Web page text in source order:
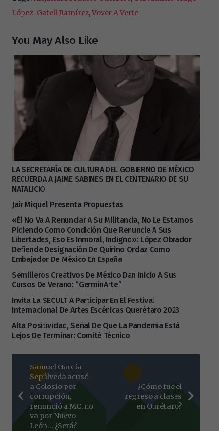
López-Gatell Ramírez,Vover A Verte
You May Also Like
LA SECRETARÍA DE CULTURA DEL GOBIERNO DE MÉXICO
RECUERDA A JAIME SABINES EN EL CENTENARIO DE SU
NATALICIO
Jair Miquel Presenta Propuestas
«Él No Va A Renunciar A Su Militancia, No Le Estamos
Pidiendo Como Condición Que Renuncie A Sus
Libertades, Eso Es Inmoral, Indigno»: López Obrador
Defiende Designación De Quirino Ordaz Como
Embajador De México En España
Semilleros Creativos De México Dan Inicio A Sus
Cursos De Verano: “GerminArte”
Invita La SECULT A Participar En El Festival
Internacional De Artes Escénicas Querétaro 2023
Alta Positividad, Señal De Que La Pandemia Está
Lejos De Terminar: Comité Técnico
Samuel García
Sepúlveda acusó
a Colosio por
corrupción,
renunció a MC, no
va por Nuevo
León… ¿Será?
¿Cómo fue el
regreso a clases
en Qurétaro?